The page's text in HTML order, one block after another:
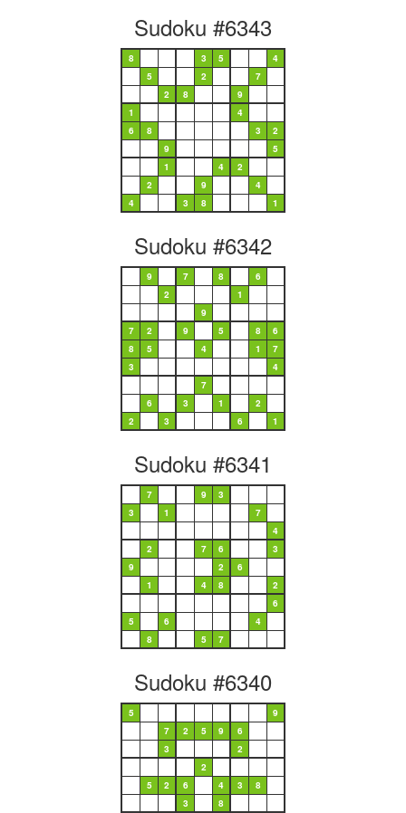
Sudoku #6343
8 3 5
4
5
2
7
2
8
9
1
4
6
8 3
2
9
5
1
4
2
2
9
4
4
3 8 1
Sudoku #6342
9 7 8
6
2
1
9
7
2 9 5 8
6
8
5 4 1
7
3
4
7
6
3 1
2
2
3 6 1
Sudoku #6341
7 9
3
3
1
7
4
2
7 6
3
9
2
6
1
4 8
2
6
5
6
4
8
5 7
Sudoku #6340
5
9
7
2 5 9
6
3
2
2
5
2 6 4 3
8
3
8